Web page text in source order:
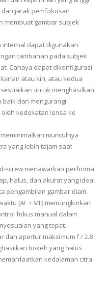
dan jarak pemfokusan
membuat gambar subjek
internal dapat digunakan
tambahan pada subjek
Cahaya dapat dikonfigurasi
atau kiri, atau kedua
untuk menghasilkan
baik dan mengurangi
kedekatan lensa ke
munculnya
yang lebih tajam saat
screw menawarkan performa
halus, dan akurat yang ideal
pengambilan gambar diam.
(AF + MF) memungkinkan
fokus manual dalam
yang tepat.
dan apertur maksimum f / 2.8
bokeh yang halus
kedalaman citra